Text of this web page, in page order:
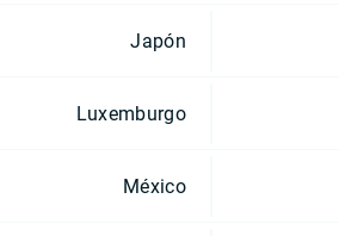
Japón
Luxemburgo
México